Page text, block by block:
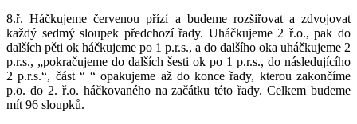
8.ř. Háčkujeme červenou přízí a budeme rozšiřovat a zdvojovat
každý sedmý sloupek předchozí řady. Uháčkujeme 2 ř.o., pak do
dalších pěti ok háčkujeme po 1 p.r.s., a do dalšího oka uháčkujeme 2
p.r.s., „pokračujeme do dalších šesti ok po 1 p.r.s., do následujícího
2 p.r.s.“, část “ “ opakujeme až do konce řady, kterou zakončíme
p.o. do 2. ř.o. háčkovaného na začátku této řady. Celkem budeme
mít 96 sloupků.